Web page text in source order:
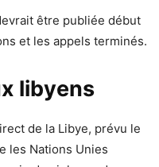
être publiée début
et les appels terminés.
libyens
de la Libye, prévu le
les Nations Unies